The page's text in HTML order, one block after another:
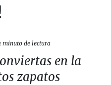
minuto de lectura
en la
zapatos